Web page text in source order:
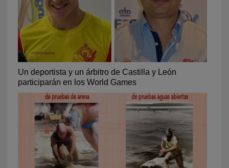
Un deportista y un árbitro de Castilla y León
participarán en los World Games